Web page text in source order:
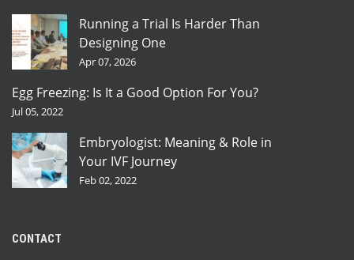
Running a Trial Is Harder Than
Designing One
Apr 07, 2026
Egg Freezing: Is It a Good Option For You?
Jul 05, 2022
Embryologist: Meaning & Role in
Your IVF Journey
Feb 02, 2022
CONTACT